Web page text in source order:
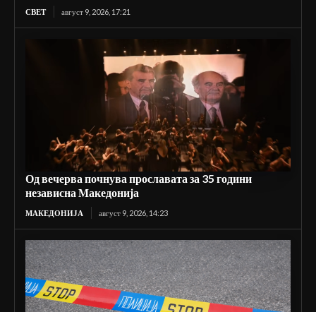
СВЕТ август 9, 2026, 17:21
Од вечерва почнува прославата за 35 години
независна Македонија
МАКЕДОНИЈА август 9, 2026, 14:23